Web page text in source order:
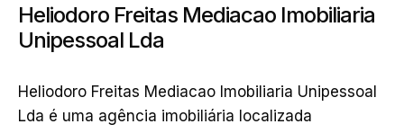
Heliodoro Freitas Mediacao Imobiliaria
Unipessoal Lda
Heliodoro Freitas Mediacao Imobiliaria Unipessoal
Lda é uma agência imobiliária localizada